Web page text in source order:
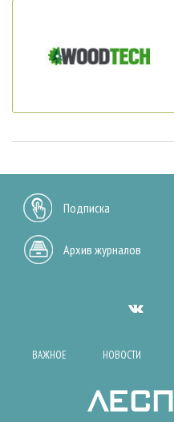
Подписка
Архив журналов
ВАЖНОЕ НОВОСТИ